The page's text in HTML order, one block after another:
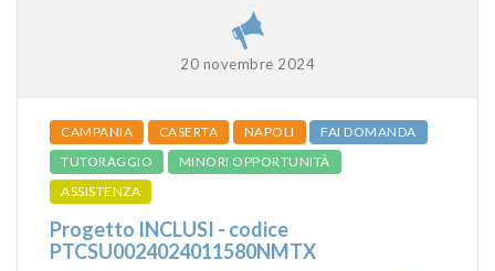
20 novembre 2024
CAMPANIA CASERTA NAPOLI
FAI DOMANDA
TUTORAGGIO
MINORI OPPORTUNITÀ
ASSISTENZA
Progetto INCLUSI - codice
PTCSU0024024011580NMTX